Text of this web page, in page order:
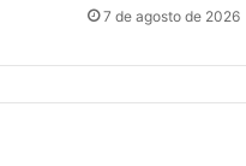
7 de agosto de 2026